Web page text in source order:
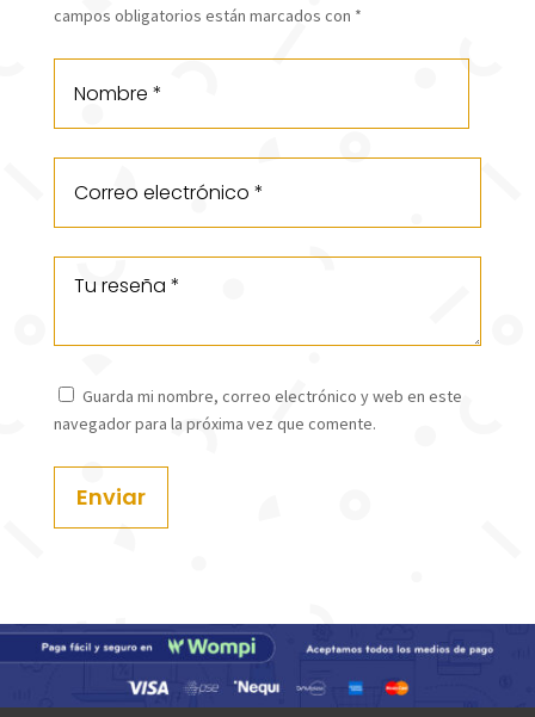
campos obligatorios están marcados con *
Guarda mi nombre, correo electrónico y web en este
navegador para la próxima vez que comente.
Enviar